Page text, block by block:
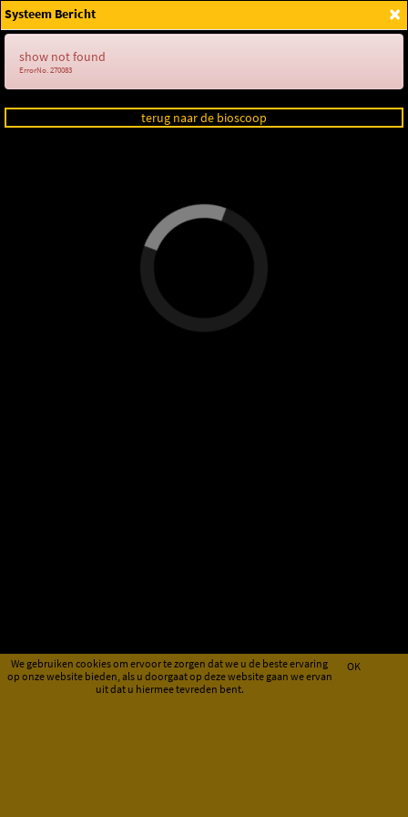
Login
We gebruiken cookies om ervoor te zorgen dat we u de beste ervaring
op onze website bieden, als u doorgaat op deze website gaan we ervan
uit dat u hiermee tevreden bent.
OK
×
Systeem Bericht
show not found
ErrorNo. 270083
terug naar de bioscoop